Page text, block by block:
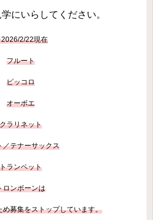
にいらしてください。
2/22現在
フルート
ピッコロ
オーボエ
クラリネット
／テナーサックス
トランペット
ロンボーンは
め募集をストップしています。